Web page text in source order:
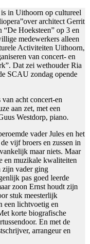
in Uithoorn op cultureel
architect Gerrit
Hoeksteen” op 3 en
medewerkers alleen
Activiteiten Uithoorn,
van concert- en
Dat zei wethouder Ria
SCAU zondag opende
acht concert-en
aan zet, met een
Westdorp, piano.
vader Jules en het
vijf broers en zussen in
maar niets. Maar
en muzikale kwaliteiten
zijn vader ging
pas goed leerde
zoon Ernst houdt zijn
stuk meesterlijk
een lichtvoetig en
korte biografische
En met de
arrangeur en